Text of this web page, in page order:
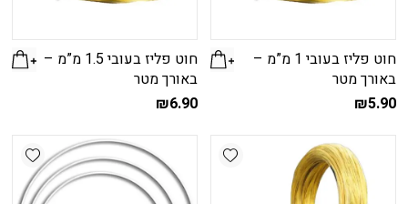
חוט פליז בעובי 1 מ”מ –
באורך מטר
₪5.90
חוט פליז בעובי 1.5 מ”מ –
באורך מטר
₪6.90
Add wishlist